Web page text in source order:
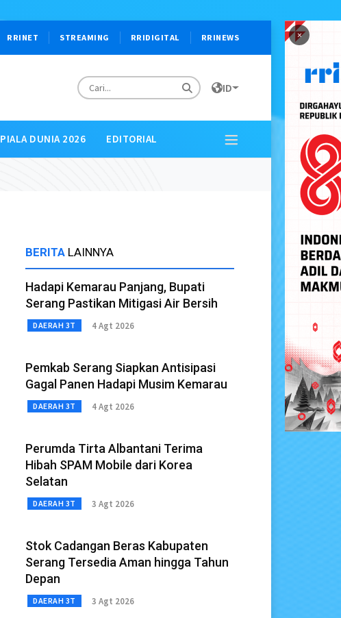
×
RRINET STREAMING RRIDIGITAL RRINEWS
ID
PIALA DUNIA 2026 EDITORIAL
BERITA LAINNYA
Hadapi Kemarau Panjang, Bupati
Serang Pastikan Mitigasi Air Bersih
DAERAH 3T 4 Agt 2026
Pemkab Serang Siapkan Antisipasi
Gagal Panen Hadapi Musim Kemarau
DAERAH 3T 4 Agt 2026
Perumda Tirta Albantani Terima
Hibah SPAM Mobile dari Korea
Selatan
DAERAH 3T 3 Agt 2026
Stok Cadangan Beras Kabupaten
Serang Tersedia Aman hingga Tahun
Depan
DAERAH 3T 3 Agt 2026